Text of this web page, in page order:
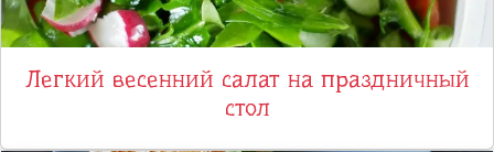
Легкий весенний салат на праздничный
стол